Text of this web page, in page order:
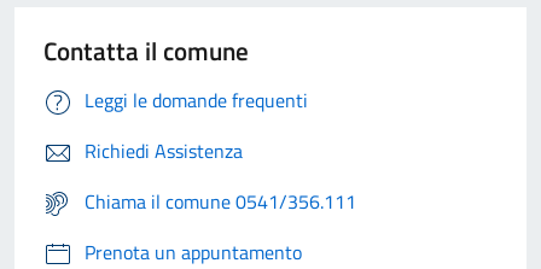
Contatta il comune
Leggi le domande frequenti
Richiedi Assistenza
Chiama il comune 0541/356.111
Prenota un appuntamento